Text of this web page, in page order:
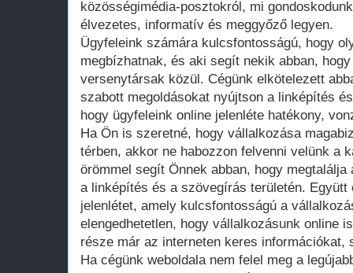
közösségimédia-posztokról, mi
élvezetes, informatív és meggyőző legyen.
Ügyfeleink számára kulcsfontosságú, hogy
megbízhatnak, és aki segít nekik abban,
versenytársak közül. Cégünk elkötelezett
szabott megoldásokat nyújtson a linképítés
hogy ügyfeleink online jelenléte hatékony,
Ha Ön is szeretné, hogy vállalkozása
térben, akkor ne habozzon felvenni velünk a
örömmel segít Önnek abban, hogy megtalálja
a linképítés és a szövegírás területén.
jelenlétet, amely kulcsfontosságú a
elengedhetetlen, hogy vállalkozásunk online
része már az interneten keres információkat,
Ha cégünk weboldala nem felel meg a